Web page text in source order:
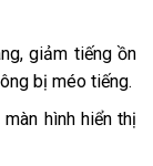
giảm tiếng ồn
bị méo tiếng.
hình hiển thị